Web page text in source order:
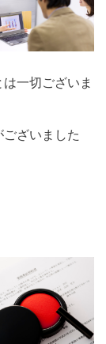
一切ございま
ざいました